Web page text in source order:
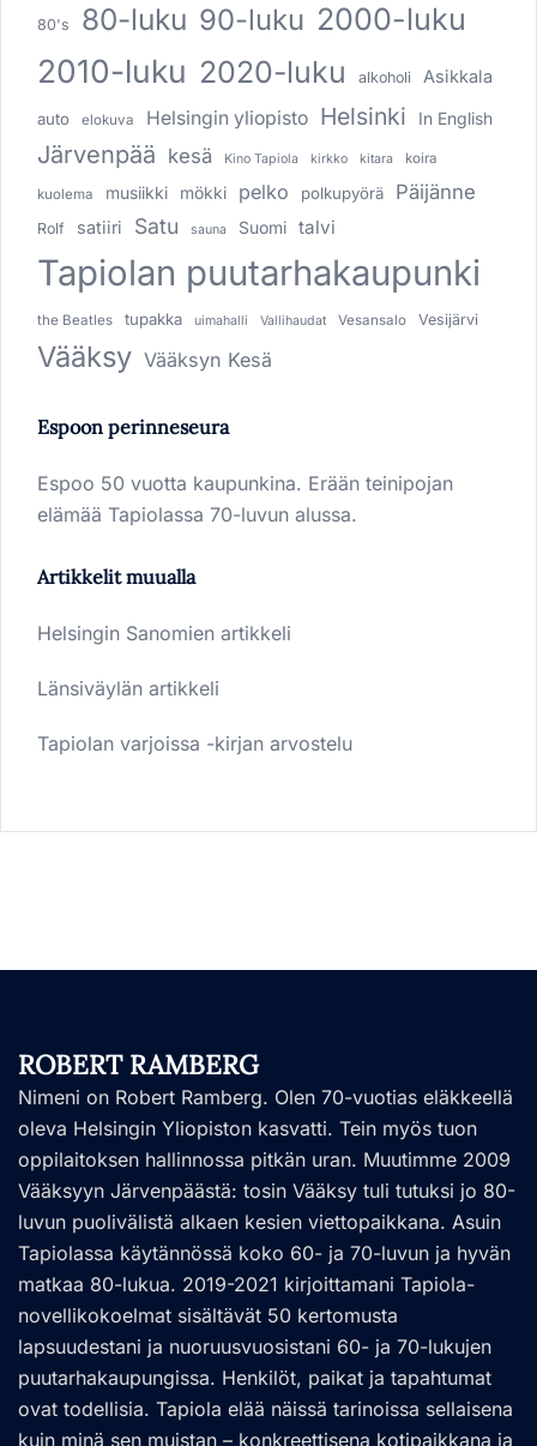
80's 80-luku 90-luku 2000-luku
2010-luku 2020-luku alkoholi Asikkala
auto elokuva Helsingin yliopisto Helsinki In English
Järvenpää kesä Kino Tapiola kirkko kitara koira
kuolema musiikki mökki pelko polkupyörä Päijänne
Rolf satiiri Satu sauna Suomi talvi
Tapiolan puutarhakaupunki
the Beatles tupakka uimahalli Vallihaudat Vesansalo Vesijärvi
Vääksy Vääksyn Kesä
Espoon perinneseura
Espoo 50 vuotta kaupunkina. Erään teinipojan
elämää Tapiolassa 70-luvun alussa.
Artikkelit muualla
Helsingin Sanomien artikkeli
Länsiväylän artikkeli
Tapiolan varjoissa -kirjan arvostelu
ROBERT RAMBERG
Nimeni on Robert Ramberg. Olen 70-vuotias eläkkeellä
oleva Helsingin Yliopiston kasvatti. Tein myös tuon
oppilaitoksen hallinnossa pitkän uran. Muutimme 2009
Vääksyyn Järvenpäästä: tosin Vääksy tuli tutuksi jo 80-
luvun puolivälistä alkaen kesien viettopaikkana. Asuin
Tapiolassa käytännössä koko 60- ja 70-luvun ja hyvän
matkaa 80-lukua. 2019-2021 kirjoittamani Tapiola-
novellikokoelmat sisältävät 50 kertomusta
lapsuudestani ja nuoruusvuosistani 60- ja 70-lukujen
puutarhakaupungissa. Henkilöt, paikat ja tapahtumat
ovat todellisia. Tapiola elää näissä tarinoissa sellaisena
kuin minä sen muistan – konkreettisena kotipaikkana ja